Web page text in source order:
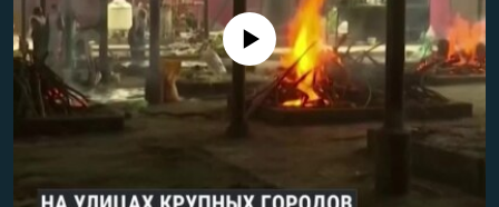
No media source currently available